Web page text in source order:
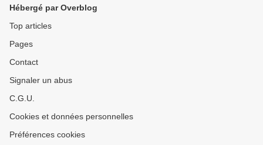
Hébergé par Overblog
Top articles
Pages
Contact
Signaler un abus
C.G.U.
Cookies et données personnelles
Préférences cookies